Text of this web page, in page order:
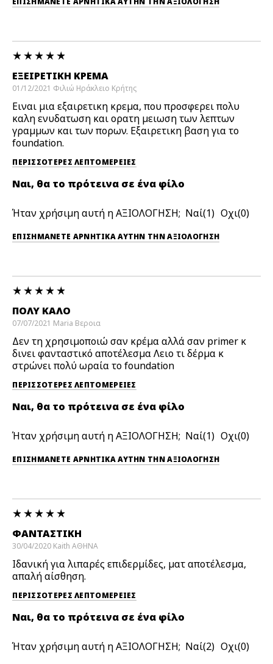
ΕΞΕΙΡΕΤΙΚΗ ΚΡΕΜΑ
01/12/2021 Φιλιώ Ηράκλειο Κρήτης
Ειναι μια εξαιρετικη κρεμα, που προσφερει πολυ
καλη ενυδατωση και ορατη μειωση των λεπτων
γραμμων και των πορων. Εξαιρετικη βαση για το
foundation.
ΠΕΡΙΣΣΌΤΕΡΕΣ ΛΕΠΤΟΜΈΡΕΙΕΣ
Ναι, θα το πρότεινα σε ένα φίλο
Ήταν χρήσιμη αυτή η ΑΞΙΟΛΟΓΗΣΗ; 1 0
ΕΠΙΣΗΜΆΝΕΤΕ ΑΡΝΗΤΙΚΆ ΑΥΤΉΝ ΤΗΝ ΑΞΙΟΛΟΓΗΣΗ
ΠΟΛΎ ΚΑΛΟ
07/07/2021 Maria Βεροια
Δεν τη χρησιμοποιώ σαν κρέμα αλλά σαν primer κ
δινει φανταστικό αποτέλεσμα Λειο τι δέρμα κ
στρώνει πολύ ωραία το foundation
ΠΕΡΙΣΣΌΤΕΡΕΣ ΛΕΠΤΟΜΈΡΕΙΕΣ
Ναι, θα το πρότεινα σε ένα φίλο
Ήταν χρήσιμη αυτή η ΑΞΙΟΛΟΓΗΣΗ; 1 0
ΕΠΙΣΗΜΆΝΕΤΕ ΑΡΝΗΤΙΚΆ ΑΥΤΉΝ ΤΗΝ ΑΞΙΟΛΟΓΗΣΗ
ΦΑΝΤΑΣΤΙΚΗ
30/04/2020 Kaith ΑΘΗΝΑ
Ιδανική για λιπαρές επιδερμίδες, ματ αποτέλεσμα,
απαλή αίσθηση.
ΠΕΡΙΣΣΌΤΕΡΕΣ ΛΕΠΤΟΜΈΡΕΙΕΣ
Ναι, θα το πρότεινα σε ένα φίλο
Ήταν χρήσιμη αυτή η ΑΞΙΟΛΟΓΗΣΗ; 2 0